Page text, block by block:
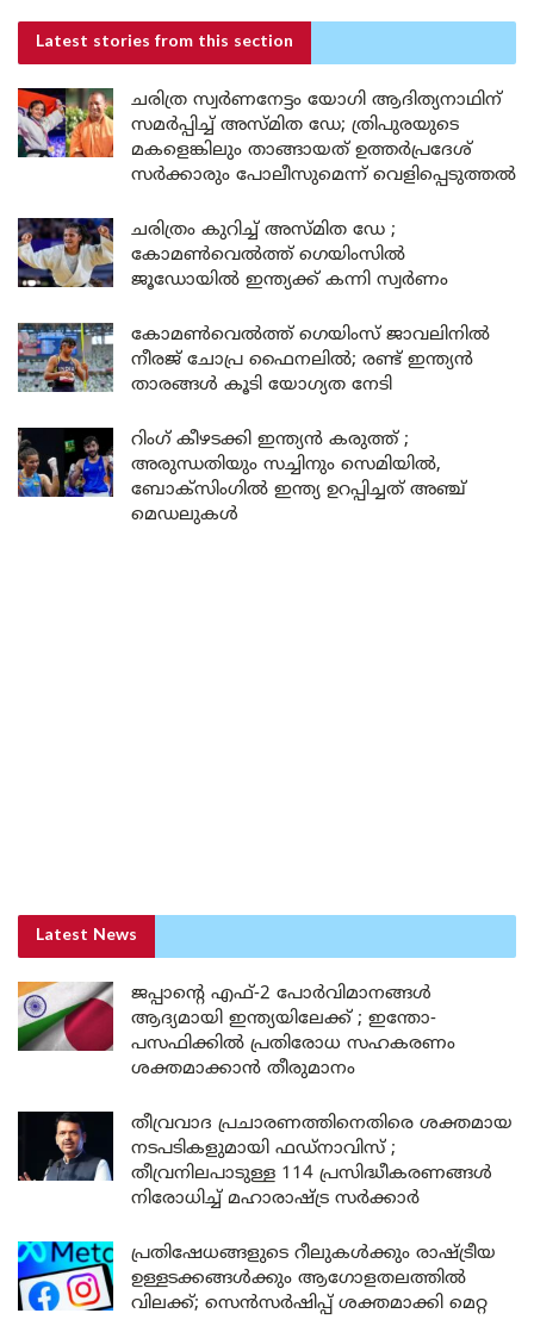
Latest stories from this section
ചരിത്ര സ്വർണനേട്ടം യോഗി ആദിത്യനാഥിന്
സമർപ്പിച്ച് അസ്മിത ഡേ; ത്രിപുരയുടെ
മകളെങ്കിലും താങ്ങായത് ഉത്തർപ്രദേശ്
സർക്കാരും പോലീസുമെന്ന് വെളിപ്പെടുത്തൽ
ചരിത്രം കുറിച്ച് അസ്മിത ഡേ ;
കോമൺവെൽത്ത് ഗെയിംസിൽ
ജൂഡോയിൽ ഇന്ത്യക്ക് കന്നി സ്വർണം
കോമൺവെൽത്ത് ഗെയിംസ് ജാവലിനിൽ
നീരജ് ചോപ്ര ഫൈനലിൽ; രണ്ട് ഇന്ത്യൻ
താരങ്ങൾ കൂടി യോഗ്യത നേടി
റിംഗ് കീഴടക്കി ഇന്ത്യൻ കരുത്ത് ;
അരുന്ധതിയും സച്ചിനും സെമിയിൽ,
ബോക്സിംഗിൽ ഇന്ത്യ ഉറപ്പിച്ചത് അഞ്ച്
മെഡലുകൾ
Latest News
ജപ്പാന്റെ എഫ്-2 പോർവിമാനങ്ങൾ
ആദ്യമായി ഇന്ത്യയിലേക്ക് ; ഇന്തോ-
പസഫിക്കിൽ പ്രതിരോധ സഹകരണം
ശക്തമാക്കാൻ തീരുമാനം
തീവ്രവാദ പ്രചാരണത്തിനെതിരെ ശക്തമായ
നടപടികളുമായി ഫഡ്നാവിസ് ;
തീവ്രനിലപാടുള്ള 114 പ്രസിദ്ധീകരണങ്ങൾ
നിരോധിച്ച് മഹാരാഷ്ട്ര സർക്കാർ
പ്രതിഷേധങ്ങളുടെ റീലുകൾക്കും രാഷ്ട്രീയ
ഉള്ളടക്കങ്ങൾക്കും ആഗോളതലത്തിൽ
വിലക്ക്; സെൻസർഷിപ്പ് ശക്തമാക്കി മെറ്റ